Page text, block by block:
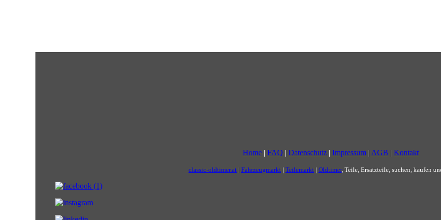
Home | FAQ | Datenschutz | Impressum | AGB | Kontakt
classic-oldtimer.at | Fahrzeugmarkt | Teilemarkt | Oldtimer, Teile, Ersatzteile, suchen, kaufen